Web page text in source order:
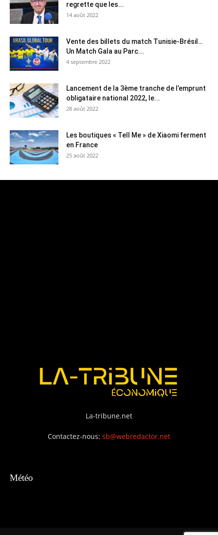
regrette que les...
14 août 2022
Vente des billets du match Tunisie-Brésil…
Un Match Gala au Parc...
4 septembre 2022
Lancement de la 3ème tranche de l’emprunt
obligataire national 2022, le...
28 août 2022
Les boutiques « Tell Me » de Xiaomi ferment
en France
25 août 2022
La-tribune.net
Contactez-nous: sb@webredactor.net
Météo